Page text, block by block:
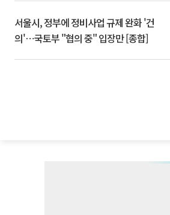
서울시, 정부에 정비사업 규제 완화 '건
의'⋯국토부 "협의 중" 입장만 [종합]